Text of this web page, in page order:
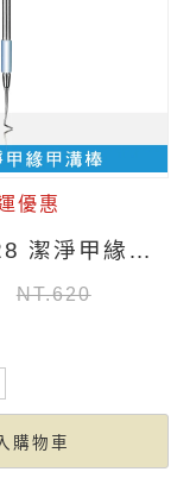
優惠
【ME5】H028 潔淨甲緣甲溝棒
NT.620
購物車